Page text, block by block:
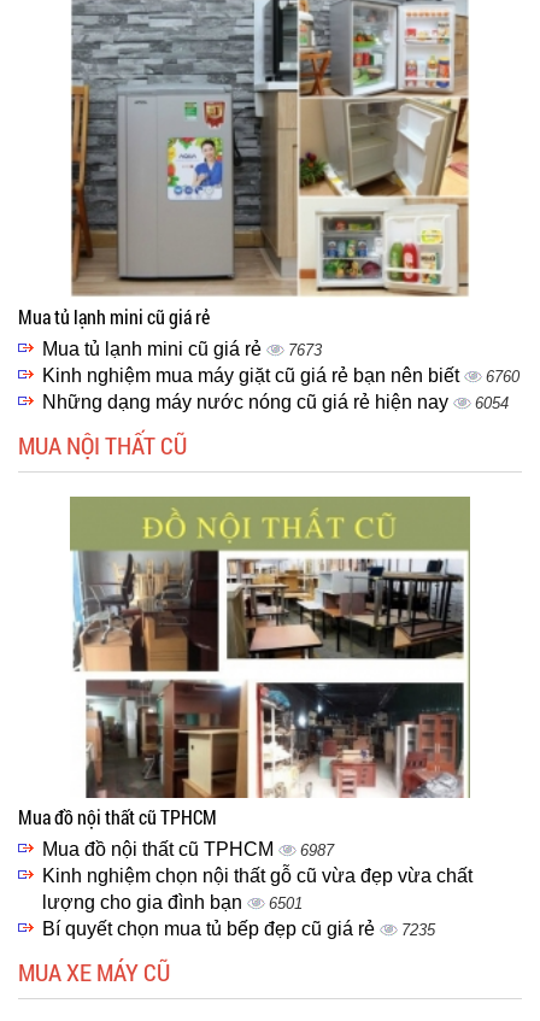
Mua tủ lạnh mini cũ giá rẻ
Mua tủ lạnh mini cũ giá rẻ 7673
Kinh nghiệm mua máy giặt cũ giá rẻ bạn nên biết 6760
Những dạng máy nước nóng cũ giá rẻ hiện nay 6054
MUA NỘI THẤT CŨ
Mua đồ nội thất cũ TPHCM
Mua đồ nội thất cũ TPHCM 6987
Kinh nghiệm chọn nội thất gỗ cũ vừa đẹp vừa chất
lượng cho gia đình bạn
6501
Bí quyết chọn mua tủ bếp đẹp cũ giá rẻ 7235
MUA XE MÁY CŨ